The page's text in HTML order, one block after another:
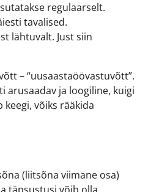
regulaarselt.
tavalised.
lähtuvalt. Just siin
– “uusaastaöövastuvõtt”.
arusaadav ja loogiline, kuigi
võiks rääkida
(liitsõna viimane osa)